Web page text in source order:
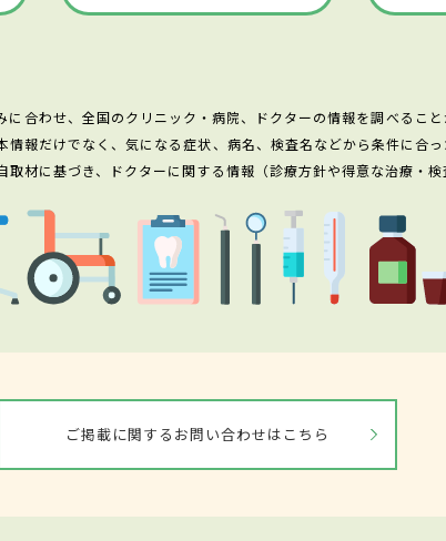
合わせ、全国のクリニック・病院、ドクターの情報を調べること
報だけでなく、気になる症状、病名、検査名などから条件に合
取材に基づき、ドクターに関する情報（診療方針や得意な治療・検
ご掲載に関するお問い合わせはこちら